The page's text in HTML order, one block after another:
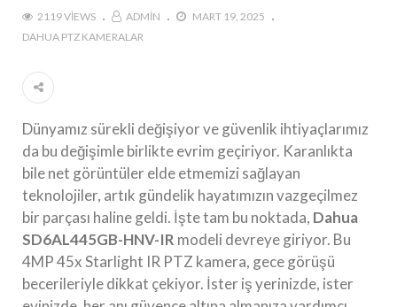
2119 VIEWS ADMIN
MART 19, 2025
DAHUA PTZ KAMERALAR
Dünyamız sürekli değişiyor ve güvenlik ihtiyaçlarımız
da bu değişimle birlikte evrim geçiriyor. Karanlıkta
bile net görüntüler elde etmemizi sağlayan
teknolojiler, artık gündelik hayatımızın vazgeçilmez
bir parçası haline geldi. İşte tam bu noktada, Dahua
SD6AL445GB-HNV-IR modeli devreye giriyor. Bu
4MP 45x Starlight IR PTZ kamera, gece görüşü
becerileriyle dikkat çekiyor. İster iş yerinizde, ister